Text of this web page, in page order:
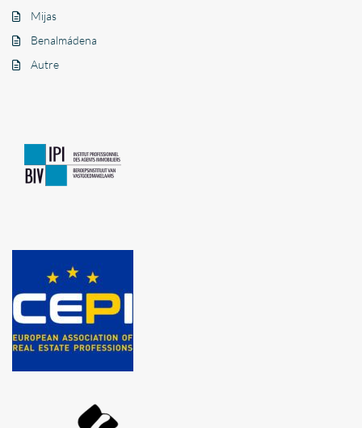
Mijas
Benalmádena
Autre